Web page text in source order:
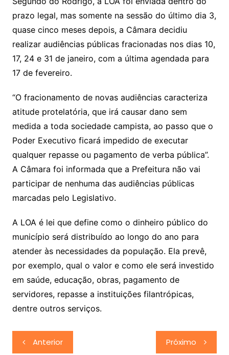
prazo legal, mas somente na sessão do último dia 3,
quase cinco meses depois, a Câmara decidiu
realizar audiências públicas fracionadas nos dias 10,
17, 24 e 31 de janeiro, com a última agendada para
17 de fevereiro.
“O fracionamento de novas audiências caracteriza
atitude protelatória, que irá causar dano sem
medida a toda sociedade campista, ao passo que o
Poder Executivo ficará impedido de executar
qualquer repasse ou pagamento de verba pública”.
A Câmara foi informada que a Prefeitura não vai
participar de nenhuma das audiências públicas
marcadas pelo Legislativo.
A LOA é lei que define como o dinheiro público do
município será distribuído ao longo do ano para
atender às necessidades da população. Ela prevê,
por exemplo, qual o valor e como ele será investido
em saúde, educação, obras, pagamento de
servidores, repasse a instituições filantrópicas,
dentre outros serviços.
Navegação
Anterior Próximo